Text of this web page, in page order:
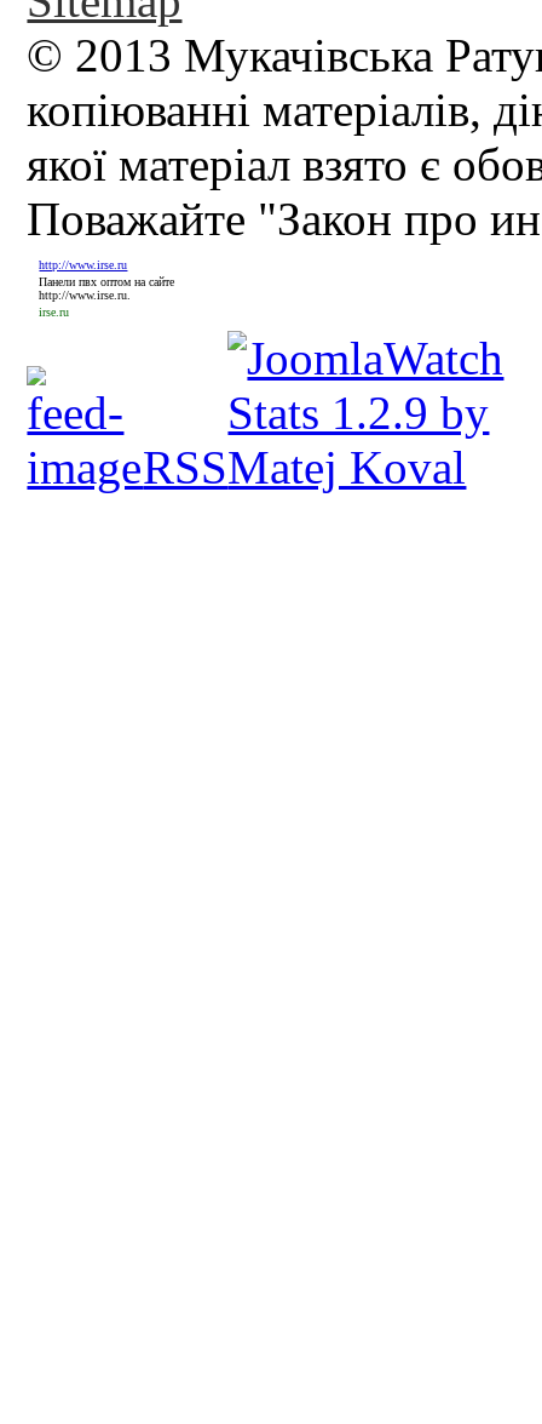
© 2013 Мукачівська
копіюванні матеріалів,
якої матеріал взято є
Поважайте "Закон про
http://www.irse.ru
Панели пвх оптом на сайте
http://www.irse.ru.
irse.ru
RSS